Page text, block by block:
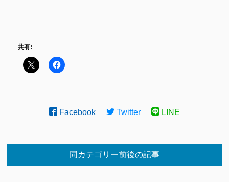
共有:
Facebook Twitter LINE
同カテゴリー前後の記事